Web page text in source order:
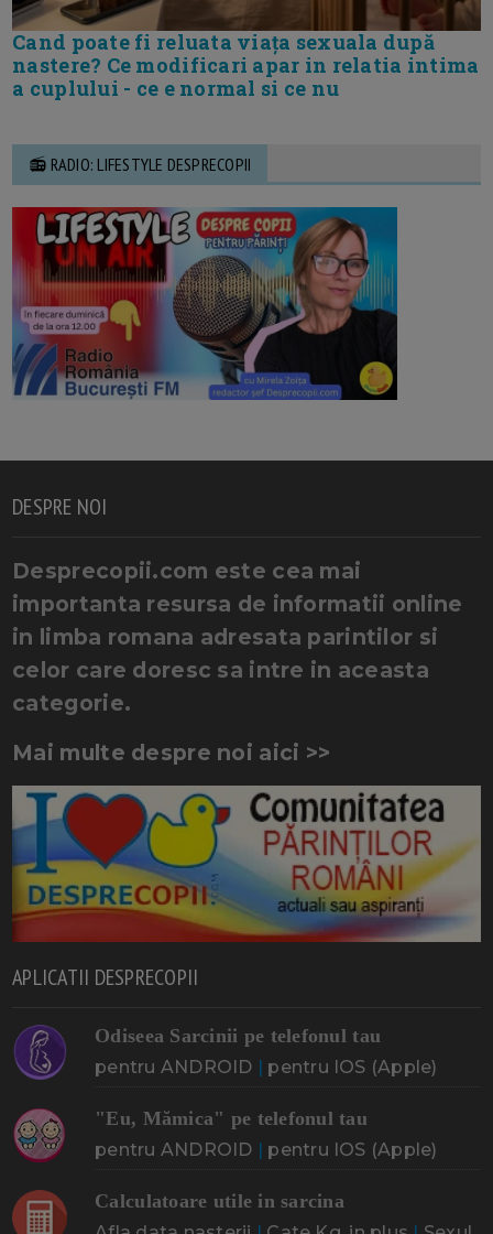
Cand poate fi reluata viața sexuala după
nastere? Ce modificari apar in relatia intima
a cuplului - ce e normal si ce nu
📻 RADIO: LIFESTYLE DESPRECOPII
DESPRE NOI
Desprecopii.com este cea mai
importanta resursa de informatii online
in limba romana adresata parintilor si
celor care doresc sa intre in aceasta
categorie.
Mai multe despre noi aici >>
APLICATII DESPRECOPII
Odiseea Sarcinii pe telefonul tau
pentru ANDROID | pentru IOS (Apple)
"Eu, Mămica" pe telefonul tau
pentru ANDROID | pentru IOS (Apple)
Calculatoare utile in sarcina